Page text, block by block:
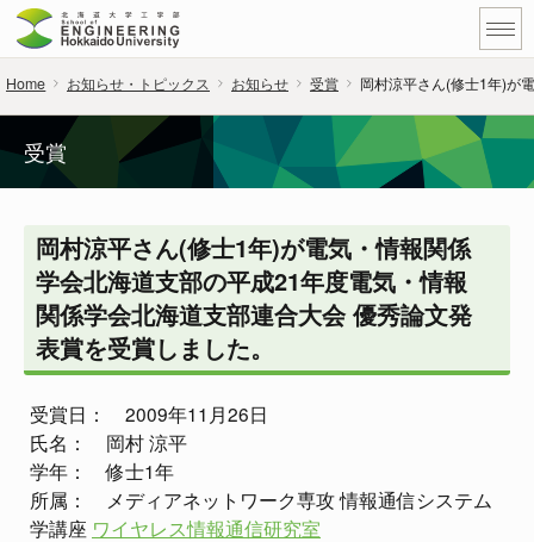
Home お知らせ・トピックス お知らせ 受賞 岡村涼平さん(修士1年)が
受賞
岡村涼平さん(修士1年)が電気・情報関係
学会北海道支部の平成21年度電気・情報
関係学会北海道支部連合大会 優秀論文発
表賞を受賞しました。
受賞日： 2009年11月26日
氏名： 岡村 涼平
学年： 修士1年
所属： メディアネットワーク専攻 情報通信システム
学講座 ワイヤレス情報通信研究室